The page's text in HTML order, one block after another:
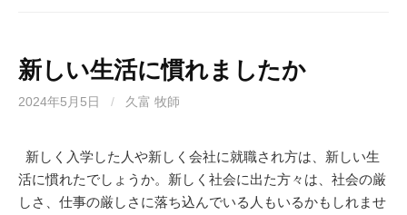
新しい生活に慣れましたか
2024年5月5日 / 久富 牧師
新しく入学した人や新しく会社に就職され方は、新しい生
活に慣れたでしょうか。新しく社会に出た方々は、社会の厳
しさ、仕事の厳しさに落ち込んでいる人もいるかもしれませ